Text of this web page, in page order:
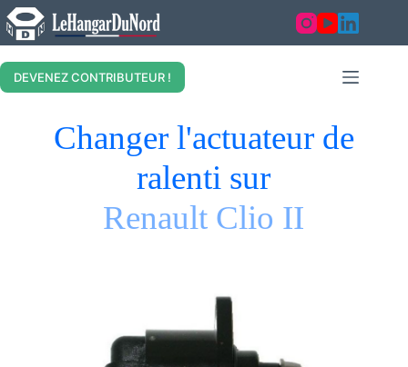
DEVENEZ CONTRIBUTEUR !
Changer l'actuateur de
ralenti sur
Renault Clio II